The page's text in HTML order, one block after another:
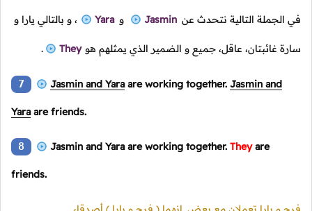
في الجملة التالية نتحدث عن Jasmin و Yara ، و بالتالي يارا و
سارة غائبتان، عاقل، جميع و الضمير الذي يمثلهم هو They
.
7 Jasmin and Yaraare working together. Jasmin and
Yaraare friends.
8 Jasmin and Yara are working together. Theyare
friends.